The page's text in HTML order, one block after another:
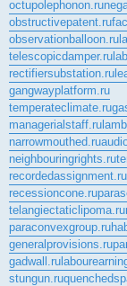
octupolephonon.ru
obstructivepatent.ru
observationballoon.ru
telescopicdamper.ru
rectifiersubstation.ru
gangwayplatform.ru
temperateclimate.ru
managerialstaff.ru
narrowmouthed.ru
neighbouringrights.ru
recordedassignment.ru
recessioncone.ru
telangiectaticlipoma.ru
paraconvexgroup.ru
generalprovisions.ru
gadwall.ru
stungun.ru